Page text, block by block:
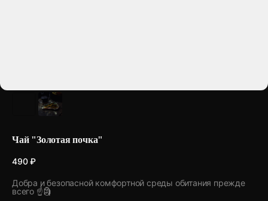
Чай "Золотая почка"
490 ₽
Добра и безопасной комфортной среды обитания прежде
всего ☝️🗿